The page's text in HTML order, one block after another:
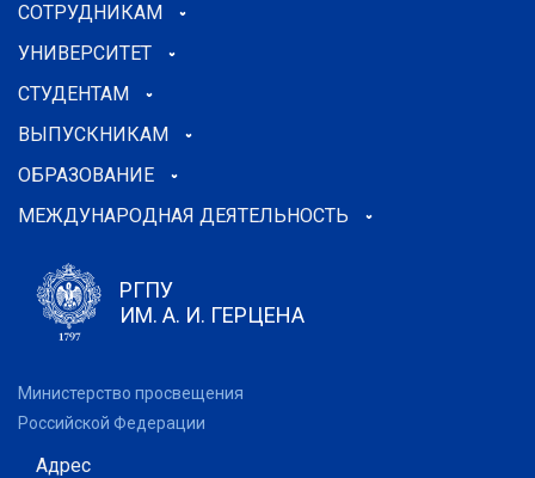
СОТРУДНИКАМ
УНИВЕРСИТЕТ
СТУДЕНТАМ
ВЫПУСКНИКАМ
ОБРАЗОВАНИЕ
МЕЖДУНАРОДНАЯ ДЕЯТЕЛЬНОСТЬ
РГПУ
ИМ. А. И. ГЕРЦЕНА
Министерство просвещения
Российской Федерации
Адрес